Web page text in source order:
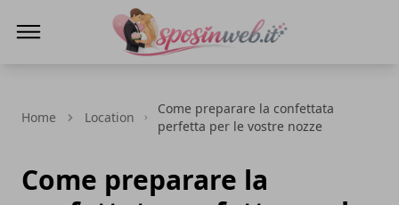
Home Location
Come preparare la confettata
perfetta per le vostre nozze
Come preparare la